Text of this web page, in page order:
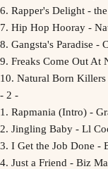
6. Rapper's Delight -
7. Hip Hop Hooray -
8. Gangsta's Paradise -
9. Freaks Come Out At
10. Natural Born
- 2 -
1. Rapmania (Intro) -
2. Jingling Baby - Ll
3. I Get the Job Done -
4. Just a Friend - Biz